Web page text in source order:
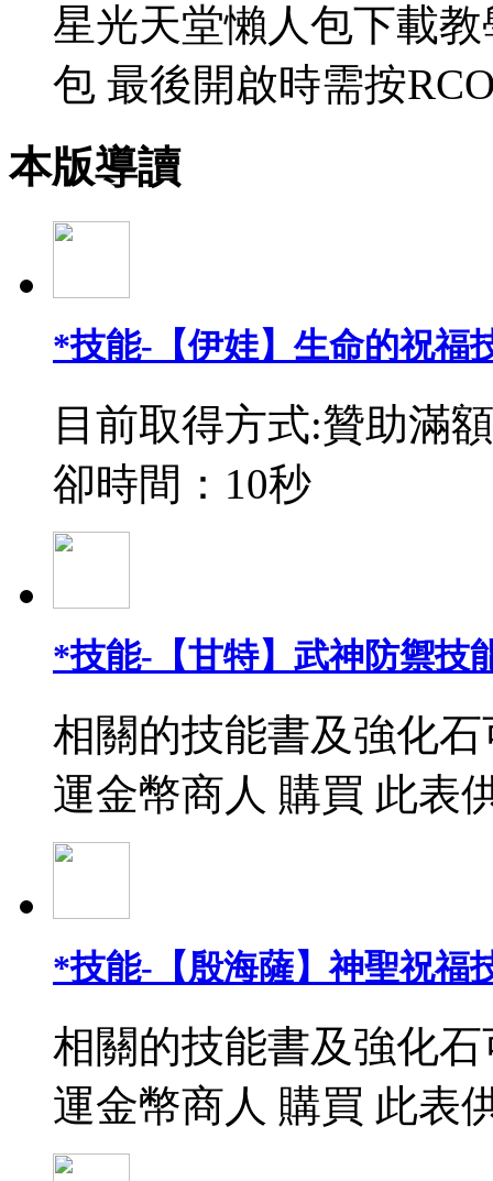
星光天堂懶人包下載
包 最後開啟時需按
本版導讀
*技能-【伊娃】生命的祝福
目前取得方式:贊助滿
卻時間：10秒
*技能-【甘特】武神防禦技
相關的技能書及強化
運金幣商人 購買 此表
*技能-【殷海薩】神聖祝福
相關的技能書及強化
運金幣商人 購買 此表